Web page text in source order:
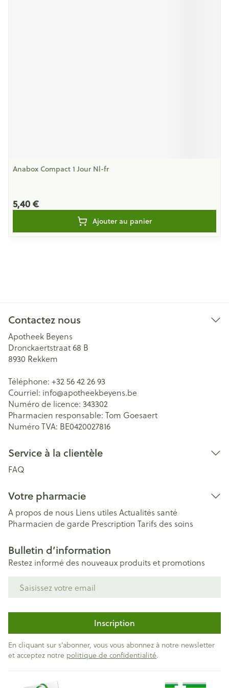
Anabox Compact 1 Jour Nl-fr
5,40 €
Ajouter au panier
Contactez nous
Apotheek Beyens
Dronckaertstraat 68 B
8930 Rekkem
Téléphone: +32 56 42 26 93
Courriel: info@apotheekbeyens.be
Numéro de licence: 343302
Pharmacien responsable: Tom Goesaert
Numéro TVA: BE0420027816
Service à la clientèle
FAQ
Votre pharmacie
A propos de nous Liens utiles Actualités santé
Pharmacien de garde Prescription Tarifs des soins
Bulletin d’information
Restez informé des nouveaux produits et promotions
Inscription
En cliquant sur s'abonner, vous vous abonnez à notre newsletter
et acceptez notre politique de confidentialité.